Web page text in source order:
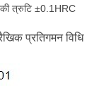
की त्रुटि ±0.1HRC
प्रतिगमन विधि